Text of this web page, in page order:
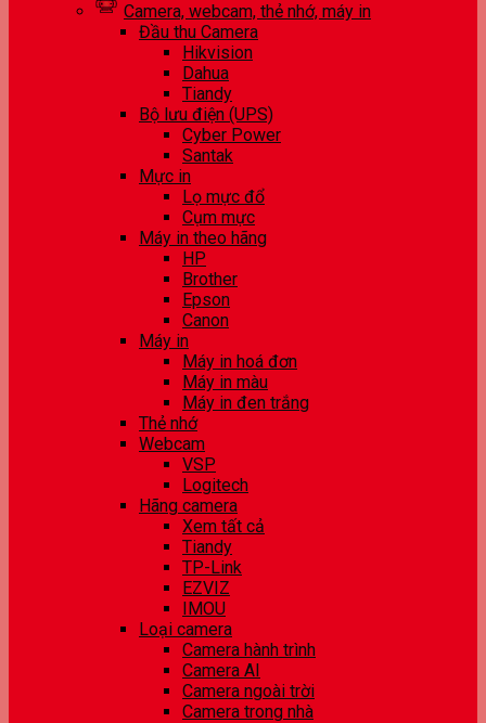
Camera, webcam, thẻ nhớ, máy in
Đầu thu Camera
Hikvision
Dahua
Tiandy
Bộ lưu điện (UPS)
Cyber Power
Santak
Mực in
Lọ mực đổ
Cụm mực
Máy in theo hãng
HP
Brother
Epson
Canon
Máy in
Máy in hoá đơn
Máy in màu
Máy in đen trắng
Thẻ nhớ
Webcam
VSP
Logitech
Hãng camera
Xem tất cả
Tiandy
TP-Link
EZVIZ
IMOU
Loại camera
Camera hành trình
Camera AI
Camera ngoài trời
Camera trong nhà